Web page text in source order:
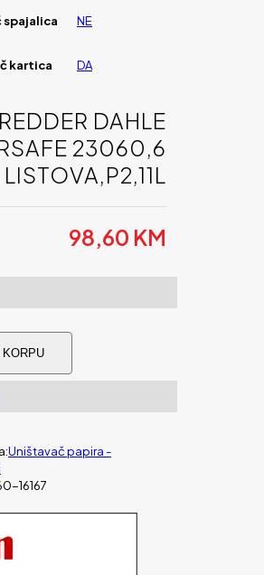
spajalica NE
kartica DA
DAHLE
23060,6
LISTOVA,P2,11L
98,60 KM
KORPU
Uništavač papira -
16167